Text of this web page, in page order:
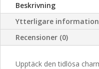
Beskrivning
Ytterligare information
Recensioner (0)
Upptäck den tidlösa